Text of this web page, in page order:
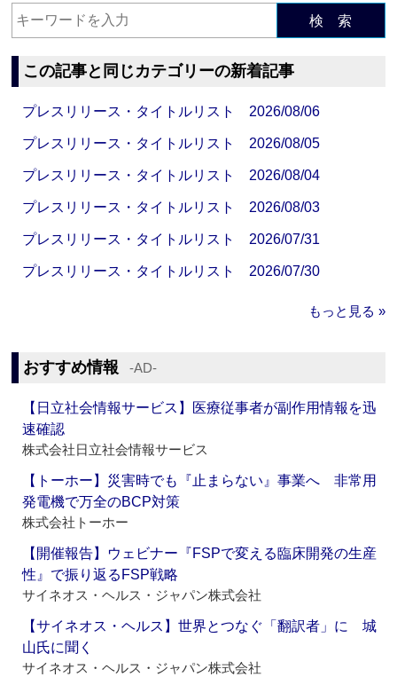
検 索
この記事と同じカテゴリーの新着記事
プレスリリース・タイトルリスト 2026/08/06
プレスリリース・タイトルリスト 2026/08/05
プレスリリース・タイトルリスト 2026/08/04
プレスリリース・タイトルリスト 2026/08/03
プレスリリース・タイトルリスト 2026/07/31
プレスリリース・タイトルリスト 2026/07/30
もっと見る »
おすすめ情報 ‐AD‐
【日立社会情報サービス】医療従事者が副作用情報を迅
速確認
株式会社日立社会情報サービス
【トーホー】災害時でも『止まらない』事業へ 非常用
発電機で万全のBCP対策
株式会社トーホー
【開催報告】ウェビナー『FSPで変える臨床開発の生産
性』で振り返るFSP戦略
サイネオス・ヘルス・ジャパン株式会社
【サイネオス・ヘルス】世界とつなぐ「翻訳者」に 城
山氏に聞く
サイネオス・ヘルス・ジャパン株式会社